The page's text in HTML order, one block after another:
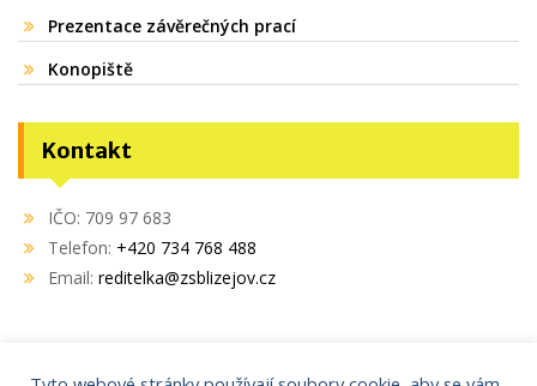
Prezentace závěrečných prací
Konopiště
Kontakt
IČO: 709 97 683
Telefon: +420 734 768 488
Email: reditelka@zsblizejov.cz